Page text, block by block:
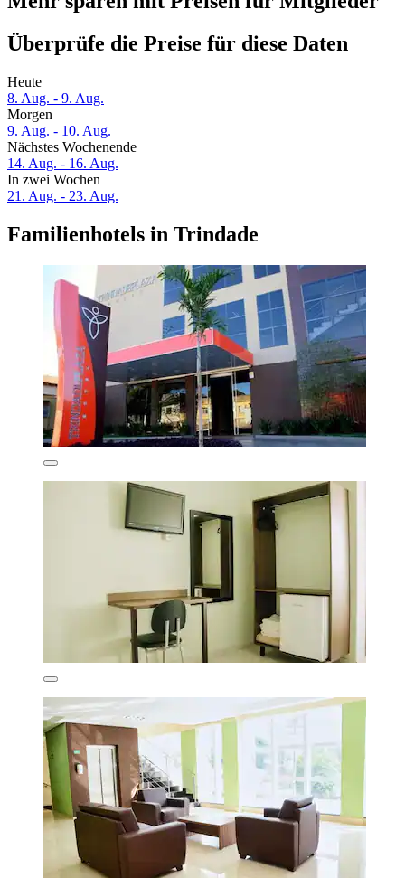
Überprüfe die Preise für diese Daten
Heute
8. Aug. - 9. Aug.
Morgen
9. Aug. - 10. Aug.
Nächstes Wochenende
14. Aug. - 16. Aug.
In zwei Wochen
21. Aug. - 23. Aug.
Familienhotels in Trindade